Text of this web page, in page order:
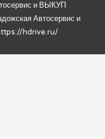
и ВЫКУП
Автосервис и
hdrive.ru/